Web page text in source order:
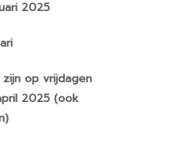
2025
op vrijdagen
2025 (ook